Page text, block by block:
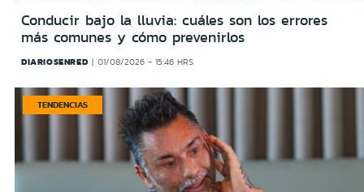
Conducir bajo la lluvia: cuáles son los errores
más comunes y cómo prevenirlos
DIARIOSENRED 01/08/2026 - 15:46 HRS
TENDENCIAS